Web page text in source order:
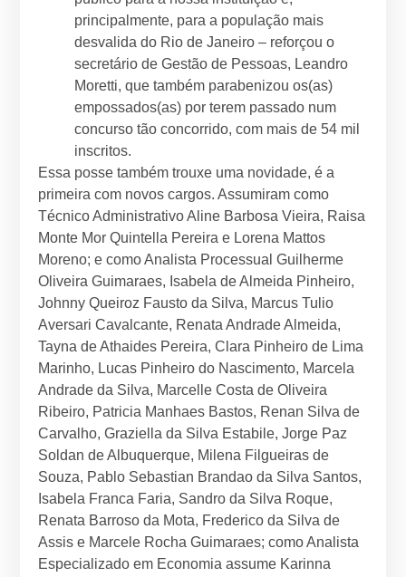
principalmente, para a população mais
desvalida do Rio de Janeiro – reforçou o
secretário de Gestão de Pessoas, Leandro
Moretti, que também parabenizou os(as)
empossados(as) por terem passado num
concurso tão concorrido, com mais de 54 mil
inscritos.
Essa posse também trouxe uma novidade, é a
primeira com novos cargos. Assumiram como
Técnico Administrativo Aline Barbosa Vieira, Raisa
Monte Mor Quintella Pereira e Lorena Mattos
Moreno; e como Analista Processual Guilherme
Oliveira Guimaraes, Isabela de Almeida Pinheiro,
Johnny Queiroz Fausto da Silva, Marcus Tulio
Aversari Cavalcante, Renata Andrade Almeida,
Tayna de Athaides Pereira, Clara Pinheiro de Lima
Marinho, Lucas Pinheiro do Nascimento, Marcela
Andrade da Silva, Marcelle Costa de Oliveira
Ribeiro, Patricia Manhaes Bastos, Renan Silva de
Carvalho, Graziella da Silva Estabile, Jorge Paz
Soldan de Albuquerque, Milena Filgueiras de
Souza, Pablo Sebastian Brandao da Silva Santos,
Isabela Franca Faria, Sandro da Silva Roque,
Renata Barroso da Mota, Frederico da Silva de
Assis e Marcele Rocha Guimaraes; como Analista
Especializado em Economia assume Karinna